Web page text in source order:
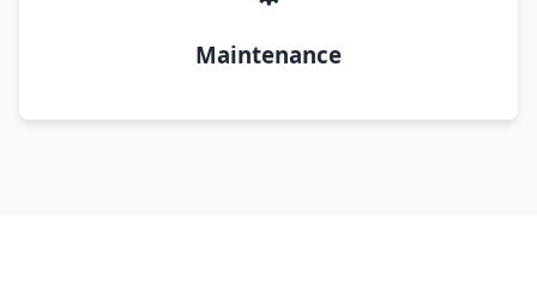
Maintenance